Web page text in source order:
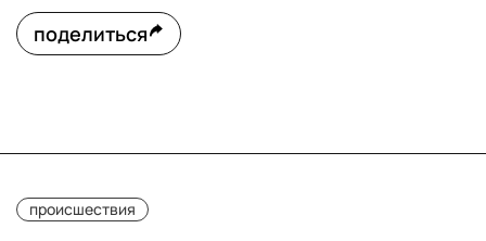
поделиться
происшествия